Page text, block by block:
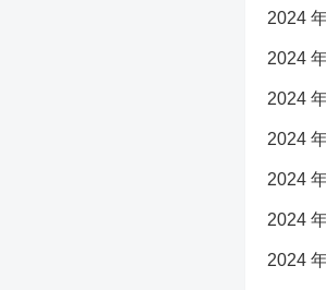
2024
2024
2024
2024
2024
2024
2024